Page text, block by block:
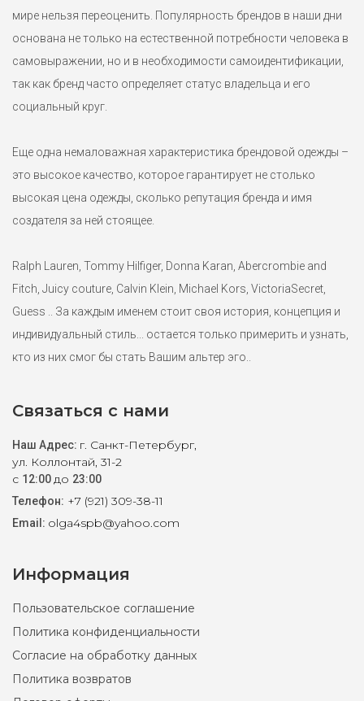
Толстовка Tommy Hilfiger S
8500 ₽
Линейка Tommy Jeans. 58% хлопок. Маркировка S на р.44-46.
Худи Tommy Hilfiger S
7900 ₽
Трикотажное мужское худи от Tommy Hilfiger. Без утеплителя.
мире нельзя переоценить. Популярность брендов в наши дни
основана не только на естественной потребности человека в
самовыражении, но и в необходимости самоидентификации,
так как бренд часто определяет статус владельца и его
социальный круг.
Еще одна немаловажная характеристика брендовой одежды –
это высокое качество, которое гарантирует не столько
высокая цена одежды, сколько репутация бренда и имя
создателя за ней стоящее.
Ralph Lauren, Tommy Hilfiger, Donna Karan, Abercrombie and
Fitch, Juicy couture, Calvin Klein, Michael Kors, VictoriaSecret,
Guess .. За каждым именем стоит своя история, концепция и
индивидуальный стиль... остается только примерить и узнать,
кто из них смог бы стать Вашим альтер эго..
Связаться с нами
Наш Адрес: г. Санкт-Петербург,
ул. Коллонтай, 31-2
с 12:00 до 23:00
Телефон: +7 (921) 309-38-11
Email: olga4spb@yahoo.com
Информация
Пользовательское соглашение
Политика конфиденциальности
Согласие на обработку данных
Политика возвратов